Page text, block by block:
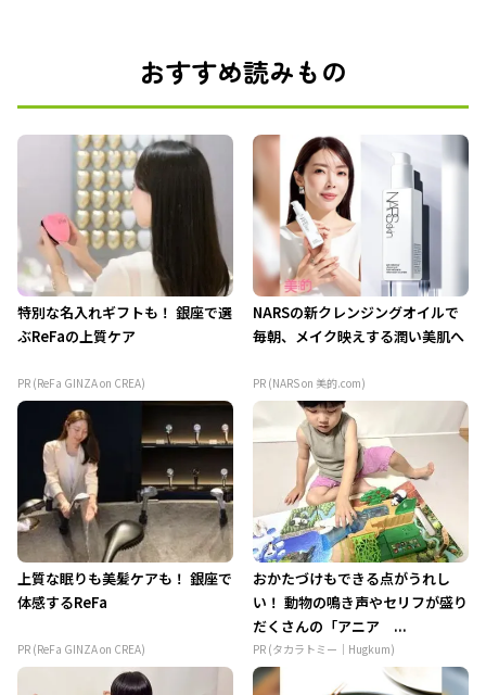
おすすめ読みもの
特別な名入れギフトも！ 銀座で選
ぶReFaの上質ケア
PR (ReFa GINZA on CREA)
NARSの新クレンジングオイルで
毎朝、メイク映えする潤い美肌へ
PR (NARS on 美的.com)
上質な眠りも美髪ケアも！ 銀座で
体感するReFa
PR (ReFa GINZA on CREA)
おかたづけもできる点がうれし
い！ 動物の鳴き声やセリフが盛り
だくさんの「アニア ...
PR (タカラトミー｜Hugkum)